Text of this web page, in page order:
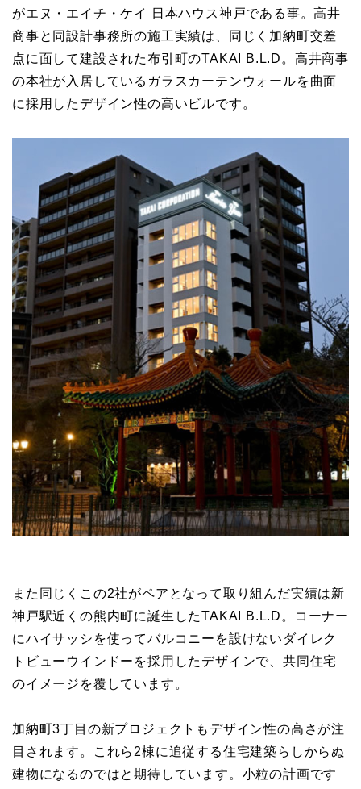
がエヌ・エイチ・ケイ 日本ハウス神戸である事。高井
商事と同設計事務所の施工実績は、同じく加納町交差
点に面して建設された布引町のTAKAI B.L.D。高井商事
の本社が入居しているガラスカーテンウォールを曲面
に採用したデザイン性の高いビルです。
また同じくこの2社がペアとなって取り組んだ実績は新
神戸駅近くの熊内町に誕生したTAKAI B.L.D。コーナー
にハイサッシを使ってバルコニーを設けないダイレク
トビューウインドーを採用したデザインで、共同住宅
のイメージを覆しています。
加納町3丁目の新プロジェクトもデザイン性の高さが注
目されます。これら2棟に追従する住宅建築らしからぬ
建物になるのではと期待しています。小粒の計画です